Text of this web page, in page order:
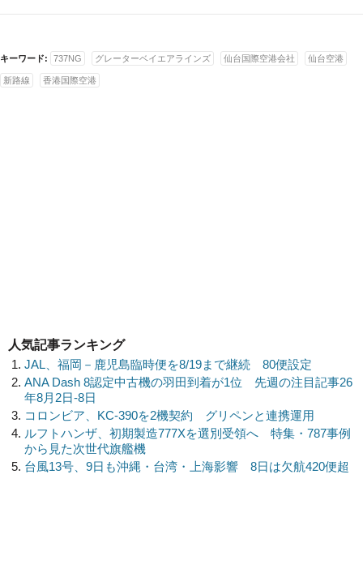
キーワード: 737NG グレーターベイエアラインズ 仙台国際空港会社 仙台空港
新路線 香港国際空港
人気記事ランキング
JAL、福岡－鹿児島臨時便を8/19まで継続 80便設定
ANA Dash 8認定中古機の羽田到着が1位 先週の注目記事26
年8月2日-8日
コロンビア、KC-390を2機契約 グリペンと連携運用
ルフトハンザ、初期製造777Xを選別受領へ 特集・787事例
から見た次世代旗艦機
台風13号、9日も沖縄・台湾・上海影響 8日は欠航420便超